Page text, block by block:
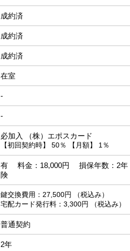
成約済
成約済
成約済
在室
-
-
必加入 （株）エポスカード
【初回契約時】 50％ 【月額】 1％
有 料金：18,000円 損保年数：2
険
鍵交換費用：27,500円 （税込み）
宅配カード発行料：3,300円 （税込み）
普通契約
2年